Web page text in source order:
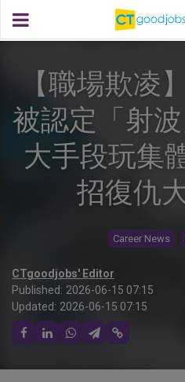
【職場欺凌
被認定「射
大手段玩集
招復仇
Career News
CTgoodjobs' Editor
Published: 2026-06-15 07:15
Updated: 2026-06-15 07:15